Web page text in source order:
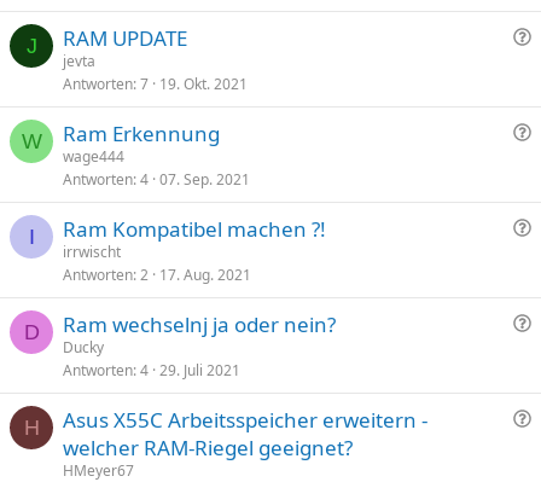
g
e
J
F
g
e
RAM UPDATE
jevta
Antworten 7 19. Okt. 2021
W
F
g
e
Ram Erkennung
wage444
Antworten 4 07. Sep. 2021
I
F
g
e
Ram Kompatibel machen ?!
irrwischt
Antworten 2 17. Aug. 2021
D
F
g
e
Ram wechselnj ja oder nein?
Ducky
Antworten 4 29. Juli 2021
H
F
Asus X55C Arbeitsspeicher erweitern -
welcher RAM-Riegel geeignet?
HMeyer67